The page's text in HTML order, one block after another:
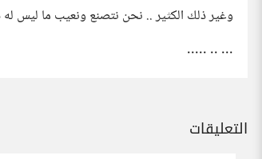
وغير ذلك الكثير .. نحن نتصنع ونعيب ما ليس له
... .. .....
التعليقات